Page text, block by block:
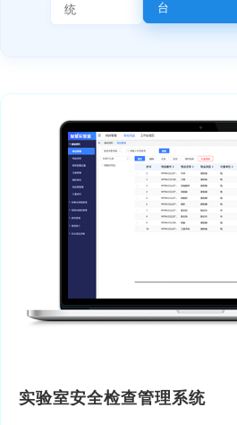
统
台
实验室安全检查管理系统